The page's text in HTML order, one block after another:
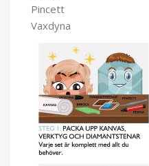
Pincett
Vaxdyna